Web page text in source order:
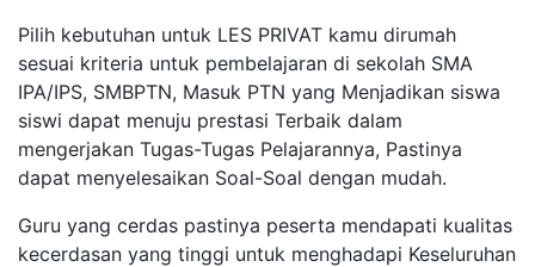
Pilih kebutuhan untuk LES PRIVAT kamu dirumah
sesuai kriteria untuk pembelajaran di sekolah SMA
IPA/IPS, SMBPTN, Masuk PTN yang Menjadikan siswa
siswi dapat menuju prestasi Terbaik dalam
mengerjakan Tugas-Tugas Pelajarannya, Pastinya
dapat menyelesaikan Soal-Soal dengan mudah.
Guru yang cerdas pastinya peserta mendapati kualitas
kecerdasan yang tinggi untuk menghadapi Keseluruhan